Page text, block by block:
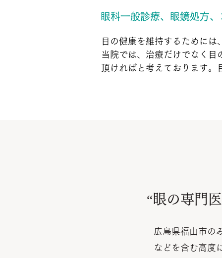
眼科一般診療、眼鏡処方
目の健康を維持するために
当院では、治療だけでなく目
頂ければと考えております
“眼の専門
広島県福山市の
などを含む高度